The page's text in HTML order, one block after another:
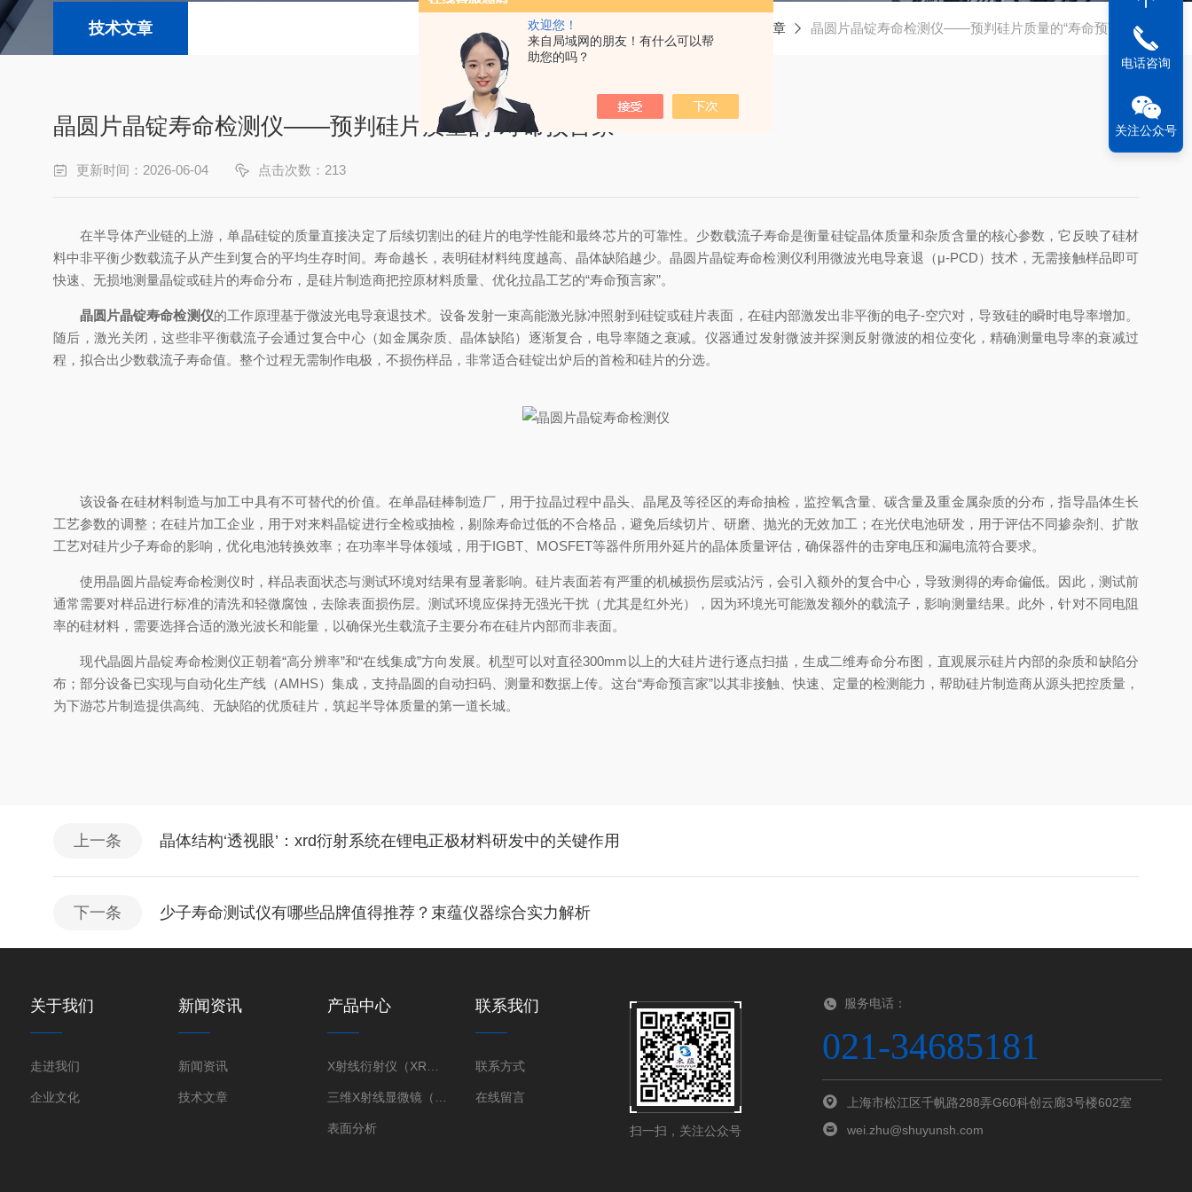
欢迎您！
来自局域网的朋友！有什么可以帮
助您的吗？
技术文章 技术文章 晶圆片晶锭寿命检测仪——预判硅片质量的“寿命预言家”
晶圆片晶锭寿命检测仪——预判硅片质量的“寿命预言家”
更新时间：2026-06-04 点击次数：213
在半导体产业链的上游，单晶硅锭的质量直接决定了后续切割出的硅片的电学性能和最终芯片的可靠性。少数载流子寿命是衡量硅锭晶体质量和杂质含量的核心参数，它反映了硅材
料中非平衡少数载流子从产生到复合的平均生存时间。寿命越长，表明硅材料纯度越高、晶体缺陷越少。晶圆片晶锭寿命检测仪利用微波光电导衰退（μ-PCD）技术，无需接触样品即可
快速、无损地测量晶锭或硅片的寿命分布，是硅片制造商把控原材料质量、优化拉晶工艺的“寿命预言家”。
晶圆片晶锭寿命检测仪的工作原理基于微波光电导衰退技术。设备发射一束高能激光脉冲照射到硅锭或硅片表面，在硅内部激发出非平衡的电子-空穴对，导致硅的瞬时电导率增加。
随后，激光关闭，这些非平衡载流子会通过复合中心（如金属杂质、晶体缺陷）逐渐复合，电导率随之衰减。仪器通过发射微波并探测反射微波的相位变化，精确测量电导率的衰减过
程，拟合出少数载流子寿命值。整个过程无需制作电极，不损伤样品，非常适合硅锭出炉后的首检和硅片的分选。
该设备在硅材料制造与加工中具有不可替代的价值。在单晶硅棒制造厂，用于拉晶过程中晶头、晶尾及等径区的寿命抽检，监控氧含量、碳含量及重金属杂质的分布，指导晶体生长
工艺参数的调整；在硅片加工企业，用于对来料晶锭进行全检或抽检，剔除寿命过低的不合格品，避免后续切片、研磨、抛光的无效加工；在光伏电池研发，用于评估不同掺杂剂、扩散
工艺对硅片少子寿命的影响，优化电池转换效率；在功率半导体领域，用于IGBT、MOSFET等器件所用外延片的晶体质量评估，确保器件的击穿电压和漏电流符合要求。
使用晶圆片晶锭寿命检测仪时，样品表面状态与测试环境对结果有显著影响。硅片表面若有严重的机械损伤层或沾污，会引入额外的复合中心，导致测得的寿命偏低。因此，测试前
通常需要对样品进行标准的清洗和轻微腐蚀，去除表面损伤层。测试环境应保持无强光干扰（尤其是红外光），因为环境光可能激发额外的载流子，影响测量结果。此外，针对不同电阻
率的硅材料，需要选择合适的激光波长和能量，以确保光生载流子主要分布在硅片内部而非表面。
现代晶圆片晶锭寿命检测仪正朝着“高分辨率”和“在线集成”方向发展。机型可以对直径300mm以上的大硅片进行逐点扫描，生成二维寿命分布图，直观展示硅片内部的杂质和缺陷分
布；部分设备已实现与自动化生产线（AMHS）集成，支持晶圆的自动扫码、测量和数据上传。这台“寿命预言家”以其非接触、快速、定量的检测能力，帮助硅片制造商从源头把控质量，
为下游芯片制造提供高纯、无缺陷的优质硅片，筑起半导体质量的第一道长城。
上一条 晶体结构‘透视眼’：xrd衍射系统在锂电正极材料研发中的关键作用
下一条 少子寿命测试仪有哪些品牌值得推荐？束蕴仪器综合实力解析
关于我们
走进我们
企业文化
新闻资讯
新闻资讯
技术文章
产品中心
表面分析
联系我们
联系方式
在线留言
扫一扫，关注公众号
服务电话：
021-34685181
上海市松江区千帆路288弄G60科创云廊3号楼602室
wei.zhu@shuyunsh.com
电话咨询
关注公众号